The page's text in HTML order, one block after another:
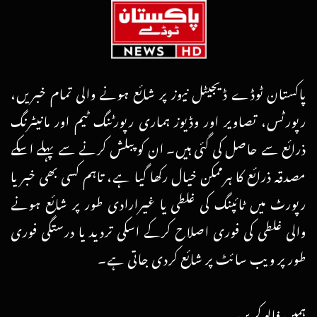
پاکستان ٹوڈے ڈیجیٹل نیوز پر شائع ہونے والی تمام خبریں،
رپورٹس، تصاویر اور وڈیوز ہماری رپورٹنگ ٹیم اور مانیٹرنگ
ذرائع سے حاصل کی گئی ہیں۔ ان کو پبلش کرنے سے پہلے اسکے
مصدقہ ذرائع کا ہرممکن خیال رکھا گیا ہے، تاہم کسی بھی خبر یا
رپورٹ میں ٹائپنگ کی غلطی یا غیرارادی طور پر شائع ہونے
والی غلطی کی فوری اصلاح کرکے اسکی تردید یا درستگی فوری
طور پر ویب سائٹ پر شائع کردی جاتی ہے۔